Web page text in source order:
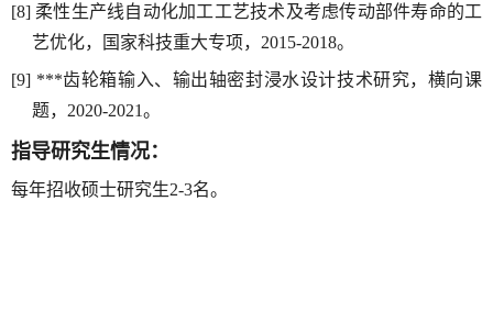
[8] 柔性生产线自动化加工工艺技术及考虑传动部件寿命的工
艺优化，国家科技重大专项， 2015-2018。
[9] ***齿轮箱输入、输出轴密封浸水设计技术研究，横向课
题， 2020-2021。
指导研究生情况：
每年招收硕士研究生2-3名。